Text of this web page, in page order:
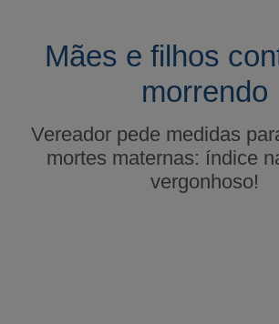
Mães e filhos
morrendo
Vereador pede medidas
mortes maternas: índice
vergonhoso!